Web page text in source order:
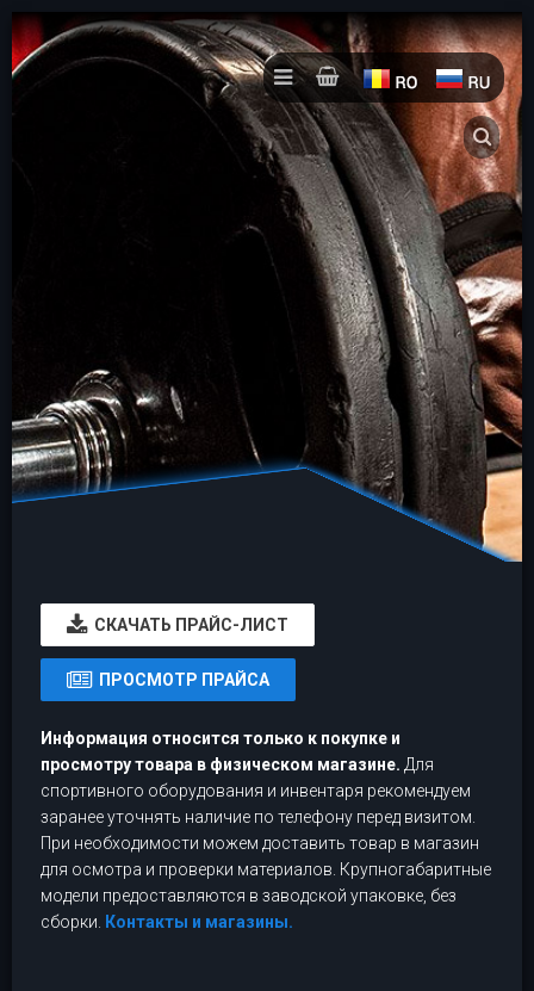
CКАЧАТЬ ПРАЙС-ЛИСТ
ПРОСМОТР ПРАЙСА
Информация относится только к покупке и
просмотру товара в физическом магазине. Для
спортивного оборудования и инвентаря рекомендуем
заранее уточнять наличие по телефону перед визитом.
При необходимости можем доставить товар в магазин
для осмотра и проверки материалов. Крупногабаритные
модели предоставляются в заводской упаковке, без
сборки.
Контакты и магазины.